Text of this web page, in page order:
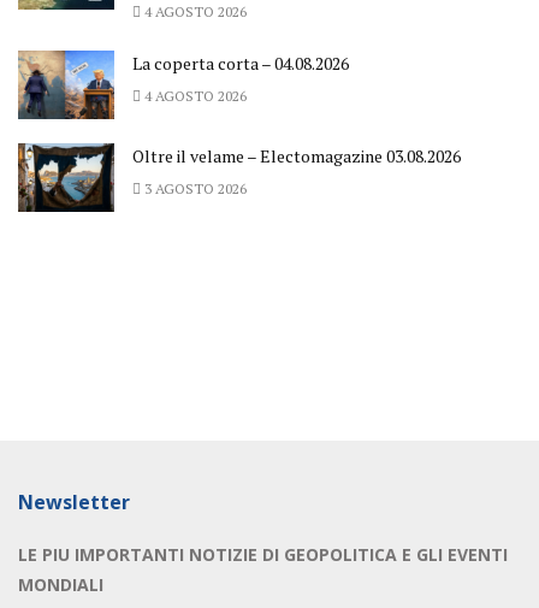
4 AGOSTO 2026
La coperta corta – 04.08.2026
4 AGOSTO 2026
Oltre il velame – Electomagazine 03.08.2026
3 AGOSTO 2026
Newsletter
LE PIU IMPORTANTI NOTIZIE DI GEOPOLITICA E GLI EVENTI
MONDIALI